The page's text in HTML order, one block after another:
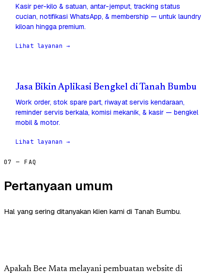
Kasir per-kilo & satuan, antar-jemput, tracking status
cucian, notifikasi WhatsApp, & membership — untuk laundry
kiloan hingga premium.
Lihat layanan →
Jasa Bikin Aplikasi Bengkel di Tanah Bumbu
Work order, stok spare part, riwayat servis kendaraan,
reminder servis berkala, komisi mekanik, & kasir — bengkel
mobil & motor.
Lihat layanan →
07 — FAQ
Pertanyaan umum
Hal yang sering ditanyakan klien kami di Tanah Bumbu.
Apakah Bee Mata melayani pembuatan website di